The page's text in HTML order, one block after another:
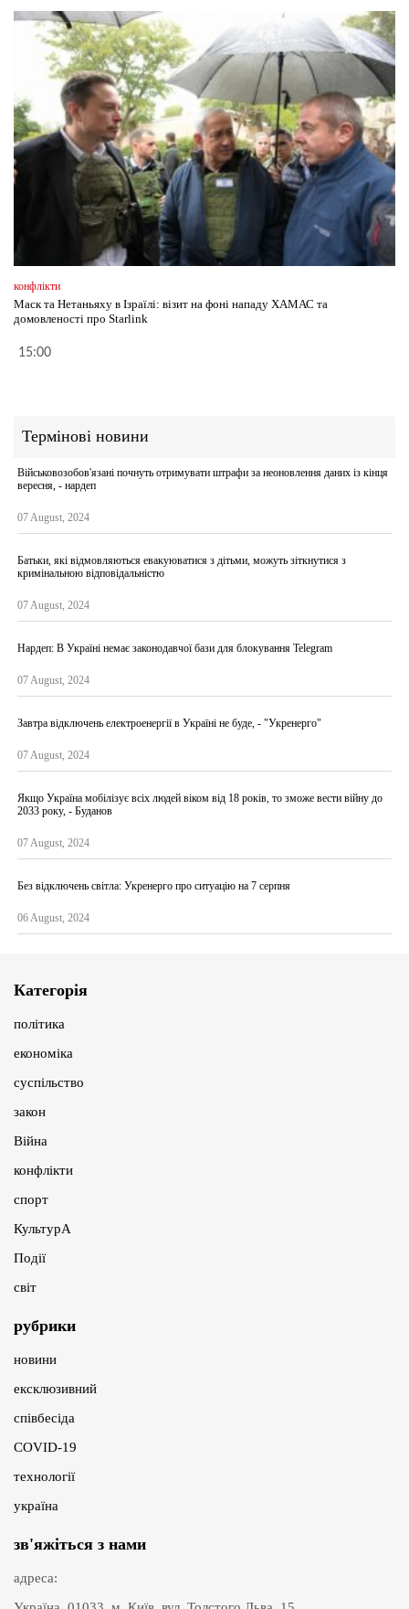
конфлікти
Маск та Нетаньяху в Ізраїлі: візит на фоні нападу ХАМАС та
домовленості про Starlink
15:00
Термінові новини
Військовозобов'язані почнуть отримувати штрафи за неоновлення даних із кінця
вересня, - нардеп
07 August, 2024
Батьки, які відмовляються евакуюватися з дітьми, можуть зіткнутися з
кримінальною відповідальністю
07 August, 2024
Нардеп: В Україні немає законодавчої бази для блокування Telegram
07 August, 2024
Завтра відключень електроенергії в Україні не буде, - "Укренерго"
07 August, 2024
Якщо Україна мобілізує всіх людей віком від 18 років, то зможе вести війну до
2033 року, - Буданов
07 August, 2024
Без відключень світла: Укренерго про ситуацію на 7 серпня
06 August, 2024
Категорія
політика
економіка
суспільство
закон
Війна
конфлікти
спорт
КультурА
Події
світ
рубрики
новини
ексклюзивний
співбесіда
COVID-19
технології
україна
зв'яжіться з нами
адреса: